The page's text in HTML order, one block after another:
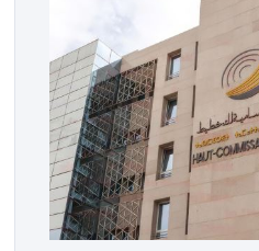
المستمر في كلفة